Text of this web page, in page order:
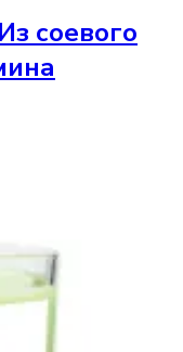
Из соевого